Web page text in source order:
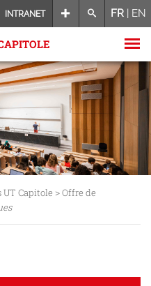
INTRANET FR | EN
Capitole >Offre de